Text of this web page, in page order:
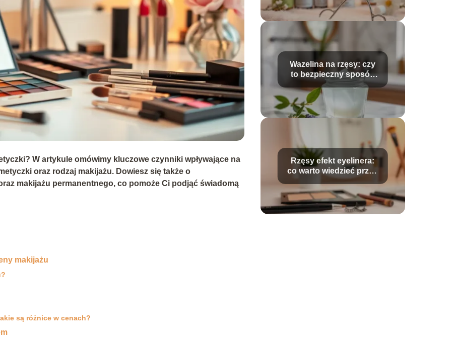
W artykule omówimy kluczowe czynniki wpływające na
oraz rodzaj makijażu. Dowiesz się także o
makijażu permanentnego, co pomoże Ci podjąć świadomą
makijażu
są różnice w cenach?
Wazelina na rzęsy: czy
to bezpieczny sposób
na długie włoski?
Rzęsy efekt eyelinera:
co warto wiedzieć przed
stylizacją?